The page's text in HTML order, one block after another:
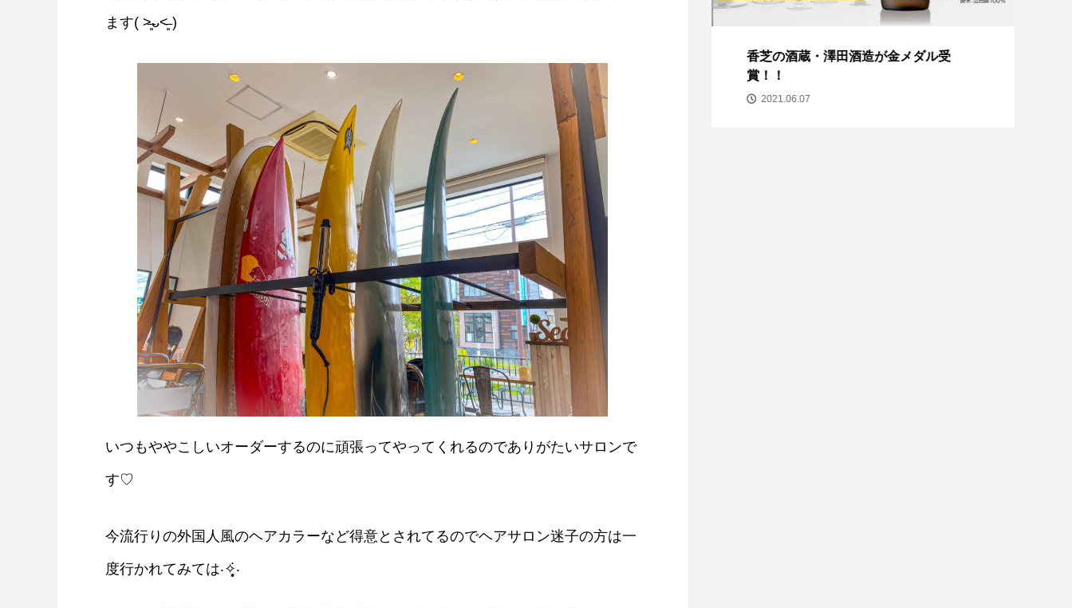
ます( ˃̶͈ᴗ˂̶͈ )
いつもややこしいオーダーするのに頑張ってやってくれるのでありがたいサロンで
す♡
今流行りの外国人風のヘアカラーなど得意とされてるのでヘアサロン迷子の方は一
度行かれてみては‧✧̣̥̇‧
2020.09.07
した！
2021.07.07
香芝の酒蔵・澤田酒造が金メダル受
賞！！
2021.06.07